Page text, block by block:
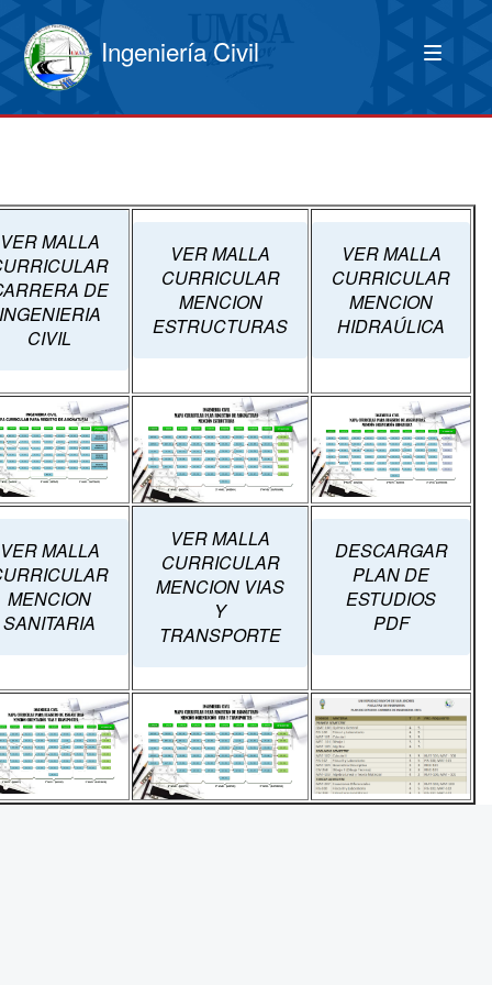
Ingeniería Civil
VER MALLA
DE
CIVIL
VER MALLA
CURRICULAR
MENCION
ESTRUCTURAS
VER MALLA
CURRICULAR
MENCION
HIDRAÚLICA
VER MALLA
MENCION
SANITARIA
VER MALLA
CURRICULAR
MENCION VIAS
Y
TRANSPORTE
DESCARGAR
PLAN DE
ESTUDIOS
PDF